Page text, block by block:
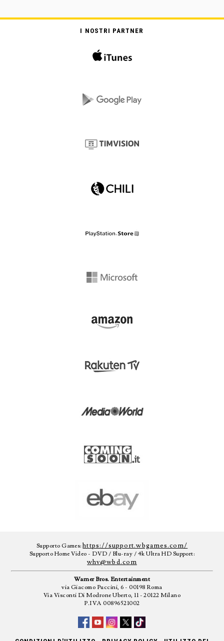
I NOSTRI PARTNER
Supporto Games:https://support.wbgames.com/
Supporto Home Video - DVD / Blu-ray / 4k Ultra HD Support:
whv@wbd.com
Warner Bros. Entertainment
via Giacomo Puccini, 6 - 00198 Roma
Via Visconti Di Modrone Uberto, 11 - 20122 Milano
P.IVA 00896521002